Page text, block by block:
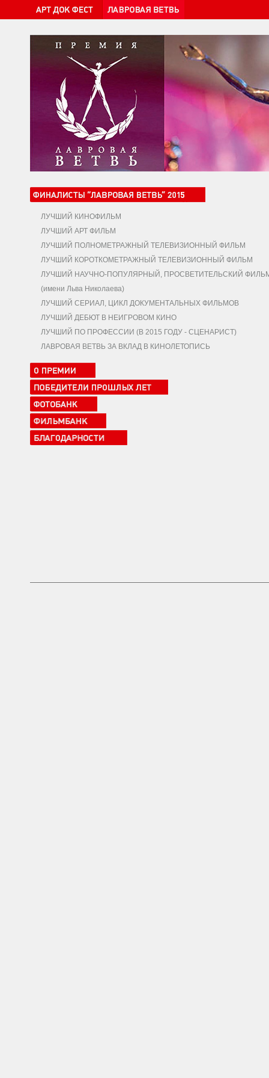
ЛУЧШИЙ КИНОФИЛЬМ
ЛУЧШИЙ АРТ ФИЛЬМ
ЛУЧШИЙ ПОЛНОМЕТРАЖНЫЙ ТЕЛЕВИЗИОННЫЙ ФИЛЬМ
ЛУЧШИЙ КОРОТКОМЕТРАЖНЫЙ ТЕЛЕВИЗИОННЫЙ ФИЛЬМ
ЛУЧШИЙ НАУЧНО-ПОПУЛЯРНЫЙ, ПРОСВЕТИТЕЛЬСКИЙ
(имени Льва Николаева)
ЛУЧШИЙ СЕРИАЛ, ЦИКЛ ДОКУМЕНТАЛЬНЫХ ФИЛЬМОВ
ЛУЧШИЙ ДЕБЮТ В НЕИГРОВОМ КИНО
ЛУЧШИЙ ПО ПРОФЕССИИ (В 2015 ГОДУ - СЦЕНАРИСТ)
ЛАВРОВАЯ ВЕТВЬ ЗА ВКЛАД В КИНОЛЕТОПИСЬ